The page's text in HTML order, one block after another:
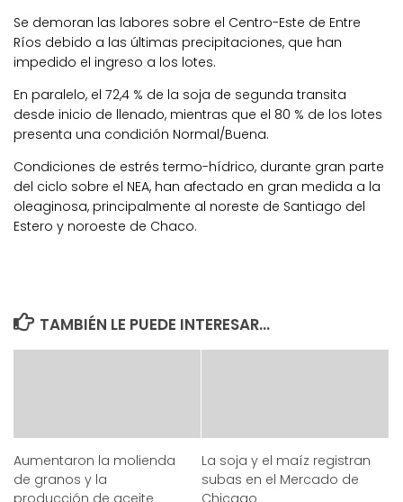
Se demoran las labores sobre el Centro-Este de Entre
Ríos debido a las últimas precipitaciones, que han
impedido el ingreso a los lotes.
En paralelo, el 72,4 % de la soja de segunda transita
desde inicio de llenado, mientras que el 80 % de los lotes
presenta una condición Normal/Buena.
Condiciones de estrés termo-hídrico, durante gran parte
del ciclo sobre el NEA, han afectado en gran medida a la
oleaginosa, principalmente al noreste de Santiago del
Estero y noroeste de Chaco.
TAMBIÉN LE PUEDE INTERESAR...
Aumentaron la molienda
de granos y la
producción de aceite
La soja y el maíz registran
subas en el Mercado de
Chicago